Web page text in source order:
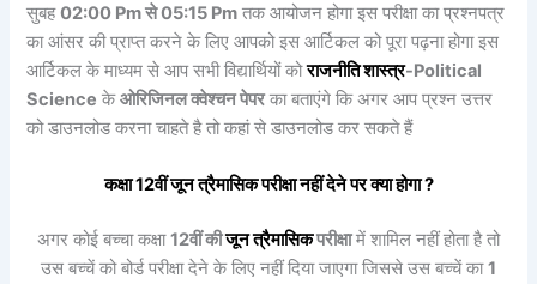
सुबह02:00 Pm से 05:15 Pm तक आयोजन होगा इस परीक्षा का प्रश्नपत्र
का आंसर की प्राप्त करने के लिए आपको इस आर्टिकल को पूरा पढ़ना होगा इस
आर्टिकल के माध्यम से आप सभी विद्यार्थियों कोराजनीति शास्त्र-Political
Science केओरिजिनल क्वेश्चन पेपरका बताएंगे कि अगर आप प्रश्न उत्तर
को डाउनलोड करना चाहते है तो कहां से डाउनलोड कर सकते हैं
कक्षा 12वींजून त्रैमासिकपरीक्षा नहीं देने पर क्या होगा ?
अगर कोई बच्चा कक्षा12वीं कीजून त्रैमासिकपरीक्षामें शामिल नहीं होता है तो
उस बच्चें को बोर्ड परीक्षा देने के लिए नहीं दिया जाएगा जिससे उस बच्चें का1